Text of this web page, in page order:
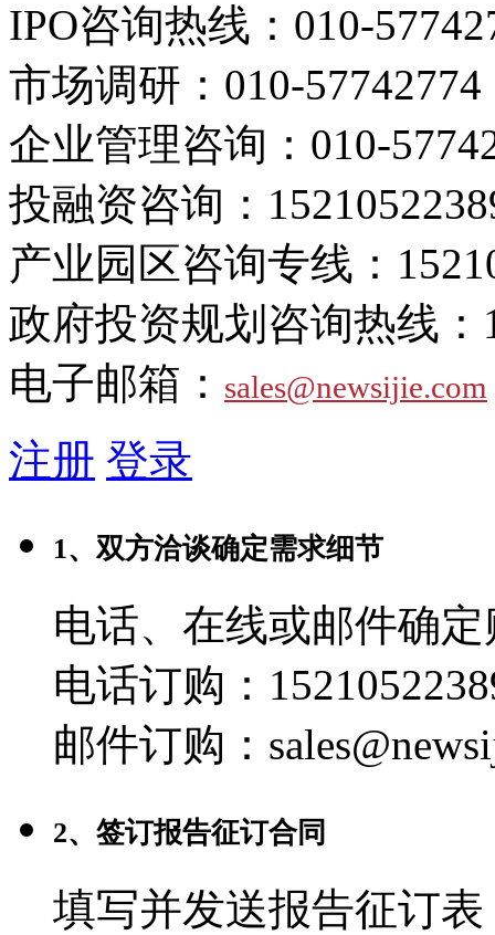
IPO咨询热线： 010-
市场调研： 010-57742774
企业管理咨询： 010-
投融资咨询：
产业园区咨询专线：
政府投资规划咨询热线：
电子邮箱： sales@newsijie.com
注册 登录
1、双方洽谈确定需求细节
电话、在线或邮件确
电话订购：
邮件订购：
2、签订报告征订合同
填写并发送报告征订表